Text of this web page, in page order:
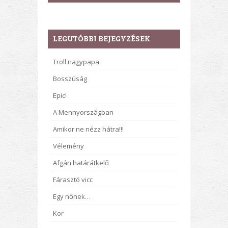
LEGUTÓBBI BEJEGYZÉSEK
Troll nagypapa
Bosszúság
Epic!
A Mennyországban
Amikor ne nézz hátra!!!
Vélemény
Afgán határátkelő
Fárasztó vicc
Egy nőnek…
Kor